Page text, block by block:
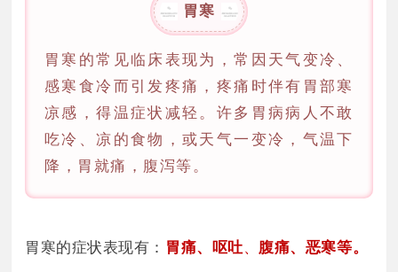
胃寒
胃寒的常见临床表现为，常因天气变冷、
感寒食冷而引发疼痛，疼痛时伴有胃部寒
凉感，得温症状减轻。许多胃病病人不敢
吃冷、凉的食物，或天气一变冷，气温下
降，胃就痛，腹泻等。
胃寒的症状表现有： 胃痛、 呕吐、 腹痛、 恶寒等。